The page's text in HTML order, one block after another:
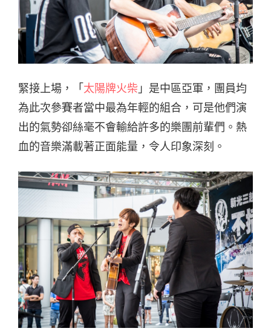
緊接上場，「 太陽牌火柴 」是中區亞軍，團員均
為此次參賽者當中最為年輕的組合，可是他們演
出的氣勢卻絲毫不會輸給許多的樂團前輩們。熱
血的音樂滿載著正面能量，令人印象深刻。